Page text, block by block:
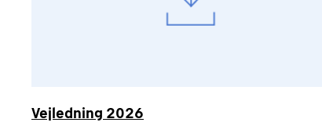
Vejledning 2026